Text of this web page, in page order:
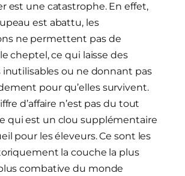
est une catastrophe. En effet,
est abattu, les
ne permettent pas de
cheptel, ce qui laisse des
ou ne donnant pas
pour qu’elles survivent.
d’affaire n’est pas du tout
qui est un clou supplémentaire
pour les éleveurs. Ce sont les
la couche la plus
combative du monde